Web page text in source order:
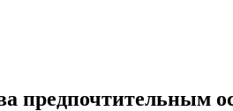
предпочтительным